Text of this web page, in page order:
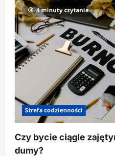
4 minuty czytania
Strefa codzienności
Czy bycie ciągle
dumy?